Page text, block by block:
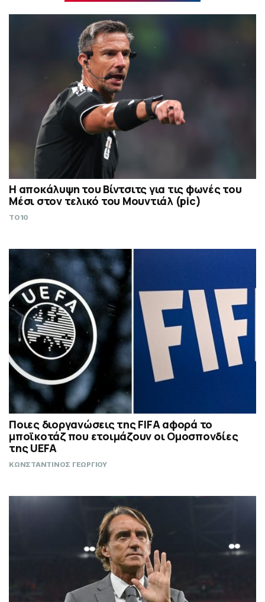
Η αποκάλυψη του Βίντσιτς για τις φωνές του
Μέσι στον τελικό του Μουντιάλ (pic)
TO10
Ποιες διοργανώσεις της FIFA αφορά το
μποϊκοτάζ που ετοιμάζουν οι Ομοσπονδίες
της UEFA
ΚΩΝΣΤΑΝΤΙΝΟΣ ΓΕΩΡΓΙΟΥ